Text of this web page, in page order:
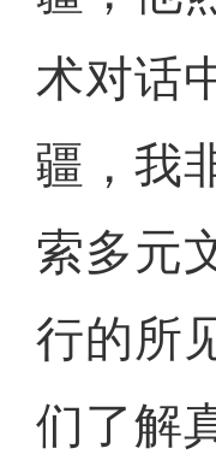
术对话
疆，我
索多元
行的所
们了解